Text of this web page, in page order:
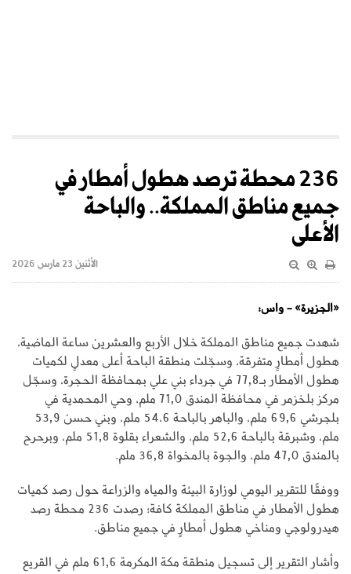
236 محطة ترصد هطول أمطار في
جميع مناطق المملكة.. والباحة
الأعلى
الأثنين 23 مارس 2026
«الجزيرة» - واس:
شهدت جميع مناطق المملكة خلال الأربع والعشرين ساعة الماضية،
هطول أمطارٍ متفرقة، وسجّلت منطقة الباحة أعلى معدلٍ لكميات
هطول الأمطار بـ77,8 في جرداء بني علي بمحافظة الحجرة، وسجّل
مركز بلخزمر في محافظة المندق 71,0 ملم، وحي المحمدية في
بلجرشي 69,6 ملم، والباهر بالباحة 54،6 ملم، وبني حسن 53,9
ملم، وشبرقة بالباحة 52,6 ملم، والشعراء بقلوة 51,8 ملم، وبرحرح
بالمندق 47,0 ملم، والجوة بالمخواة 36,8 ملم.
ووفقًا للتقرير اليومي لوزارة البيئة والمياه والزراعة حول رصد كميات
هطول الأمطار في مناطق المملكة كافة؛ رصدت 236 محطة رصد
هيدرولوجي ومناخي هطول أمطارٍ في جميع مناطق.
وأشار التقرير إلى تسجيل منطقة مكة المكرمة 61,6 ملم في القريع